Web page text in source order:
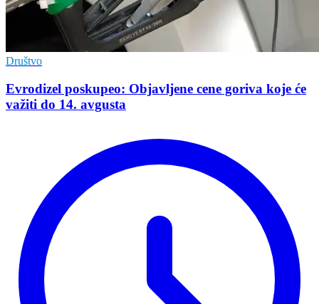
Društvo
Evrodizel poskupeo: Objavljene cene goriva koje će
važiti do 14. avgusta